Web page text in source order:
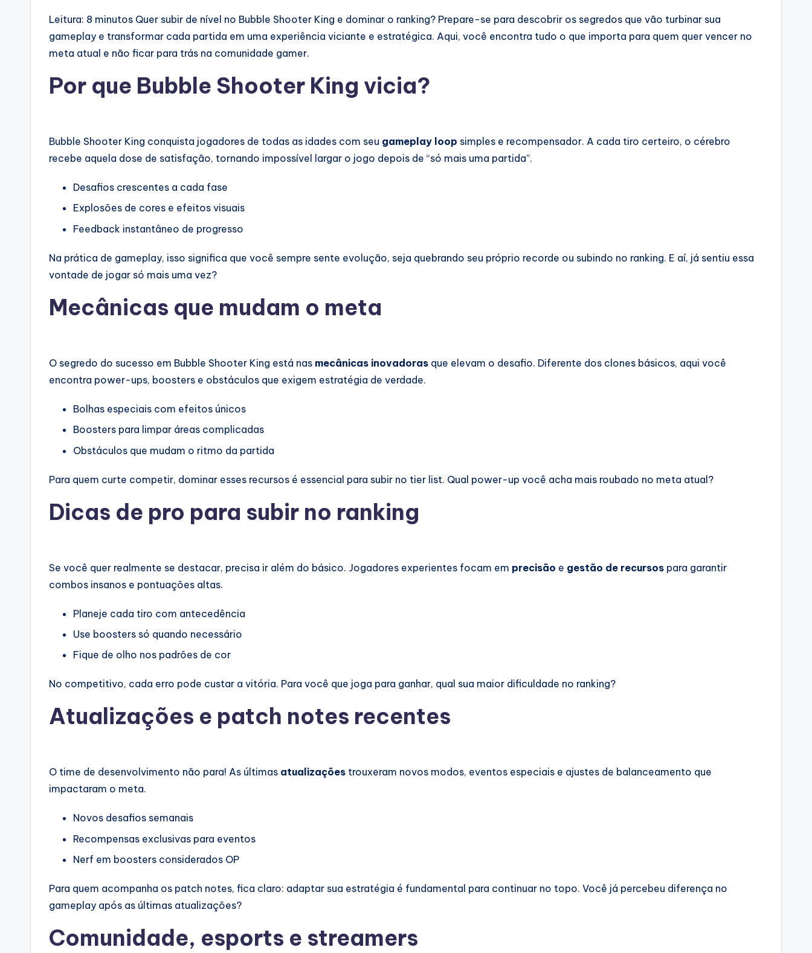
Leitura: 8 minutos Quer subir de nível no Bubble Shooter King e dominar o ranking? Prepare-se para descobrir os segredos que vão turbinar sua
gameplay e transformar cada partida em uma experiência viciante e estratégica. Aqui, você encontra tudo o que importa para quem quer vencer no
meta atual e não ficar para trás na comunidade gamer.
Por que Bubble Shooter King vicia?
Bubble Shooter King conquista jogadores de todas as idades com seu gameplay loop simples e recompensador. A cada tiro certeiro, o cérebro
recebe aquela dose de satisfação, tornando impossível largar o jogo depois de “só mais uma partida”.
Desafios crescentes a cada fase
Explosões de cores e efeitos visuais
Feedback instantâneo de progresso
Na prática de gameplay, isso significa que você sempre sente evolução, seja quebrando seu próprio recorde ou subindo no ranking. E aí, já sentiu essa
vontade de jogar só mais uma vez?
Mecânicas que mudam o meta
O segredo do sucesso em Bubble Shooter King está nas mecânicas inovadoras que elevam o desafio. Diferente dos clones básicos, aqui você
encontra power-ups, boosters e obstáculos que exigem estratégia de verdade.
Bolhas especiais com efeitos únicos
Boosters para limpar áreas complicadas
Obstáculos que mudam o ritmo da partida
Para quem curte competir, dominar esses recursos é essencial para subir no tier list. Qual power-up você acha mais roubado no meta atual?
Dicas de pro para subir no ranking
Se você quer realmente se destacar, precisa ir além do básico. Jogadores experientes focam em precisão e gestão de recursos para garantir
combos insanos e pontuações altas.
Planeje cada tiro com antecedência
Use boosters só quando necessário
Fique de olho nos padrões de cor
No competitivo, cada erro pode custar a vitória. Para você que joga para ganhar, qual sua maior dificuldade no ranking?
Atualizações e patch notes recentes
O time de desenvolvimento não para! As últimas atualizações trouxeram novos modos, eventos especiais e ajustes de balanceamento que
impactaram o meta.
Novos desafios semanais
Recompensas exclusivas para eventos
Nerf em boosters considerados OP
Para quem acompanha os patch notes, fica claro: adaptar sua estratégia é fundamental para continuar no topo. Você já percebeu diferença no
gameplay após as últimas atualizações?
Comunidade, esports e streamers